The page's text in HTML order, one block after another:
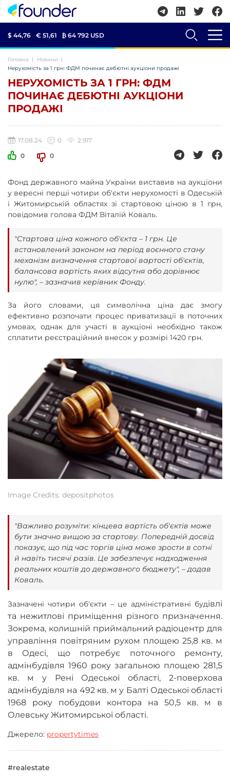
$ 44,76 € 51,61 ₿ 64 792 USD
Головна
Новини
Нерухомість за 1 грн: ФДМ починає дебютні аукціони продажі
НЕРУХОМІСТЬ ЗА 1 ГРН: ФДМ
ПОЧИНАЄ ДЕБЮТНІ АУКЦІОНИ
ПРОДАЖІ
17.08.24 0
2 917
0
0
Фонд державного майна України виставив на аукціони
у вересні перші чотири об'єкти нерухомості в Одеській
і Житомирській областях зі стартовою ціною в 1 грн,
повідомив голова ФДМ Віталій Коваль.
"Стартова ціна кожного об'єкта – 1 грн. Це
встановлений законом на період воєнного стану
механізм визначення стартової вартості об'єктів,
балансова вартість яких відсутня або дорівнює
нулю", – зазначив керівник Фонду.
За його словами, ця символічна ціна дає змогу
ефективно розпочати процес приватизації в поточних
умовах, однак для участі в аукціоні необхідно також
сплатити реєстраційний внесок у розмірі 1420 грн.
Image Credits: depositphotos
"Важливо розуміти: кінцева вартість об'єктів може
бути значно вищою за стартову. Попередній досвід
показує, що під час торгів ціна може зрости в сотні
й навіть тисячі разів. Це забезпечує надходження
реальних коштів до державного бюджету", – додав
Коваль.
Зазначені чотири об'єкти – це адміністративні будівлі
та нежитлові приміщення різного призначення.
Зокрема, колишній приймальний радіоцентр для
управління повітряним рухом площею 25,8 кв. м
в Одесі, що потребує поточного ремонту,
адмінбудівля 1960 року загальною площею 281,5
кв. м у Рені Одеської області, 2-поверхова
адмінбудівля на 492 кв. м у Балті Одеської області
1968 року побудови контора на 50,5 кв. м в
Олевську Житомирської області.
Джерело: propertytimes
#realestate